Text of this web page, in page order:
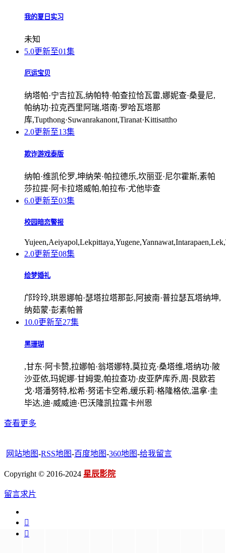
我的夏日实习
未知
5.0更新至01集
厄运宝贝
纳塔帕·宁吉拉瓦,纳帕特·帕查拉恰瓦雷,娜妮查·桑曼尼,
帕纳功·拉克西里阿瑞,塔南·罗哈瓦塔那
库,Tupthong·Suwanrakanont,Tiranat·Kittisattho
2.0更新至13集
欺诈游戏泰版
纳帕·维凯伦罗,坤纳荣·帕拉德乐,坎丽亚·尼尔霍斯,素帕
莎拉提·阿卡拉塔威帕,帕拉布·尤他毕查
6.0更新至03集
校园暗恋警报
2.0更新至08集
绘梦婚礼
邝玲玲,珙恩娜帕·瑟塔拉塔那彭,阿披南·普拉瑟瓦塔纳坤,
纳茹蒙·彭素帕普
10.0更新至27集
黑珊瑚
,甘东·阿卡赞,拉娜帕·翁塔娜特,莫拉克·桑塔维,塔纳功·陂
沙亚侬,玛妮娜·甘姆雯,帕拉查功·皮亚萨库乔,周·艮欧若
戈·塔潘努特,松希·努诺卡空希,缓乐莉·格隆格侬,温拿·圭
毕达,迪·威威迪·巴沃隆凯拉霆卡州恩
查看更多
网站地图-RSS地图-百度地图-360地图-给我留言
Copyright © 2016-2024 星辰影院
留言求片

